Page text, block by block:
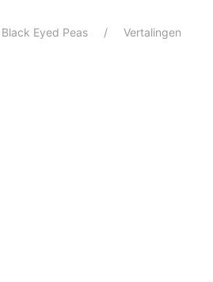
Eyed Peas Vertalingen